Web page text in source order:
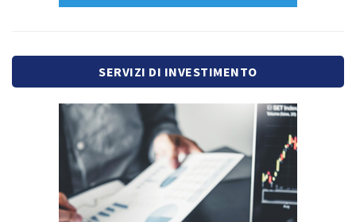
SERVIZI DI INVESTIMENTO